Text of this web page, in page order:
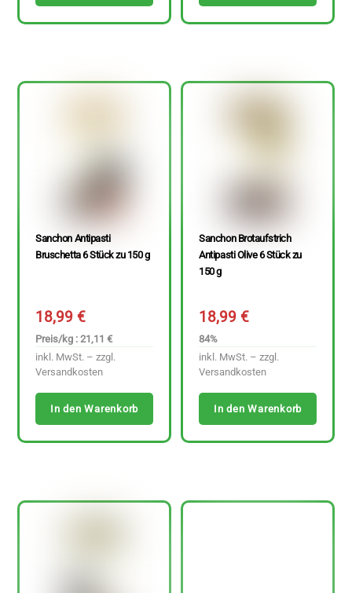
Sanchon Antipasti
Bruschetta 6 Stück zu 150 g
18,99€
Preis/kg : 21,11 €
inkl. MwSt. – zzgl.
Versandkosten
In den Warenkorb
Sanchon Brotaufstrich
Antipasti Olive 6 Stück zu
150 g
18,99€
84%
inkl. MwSt. – zzgl.
Versandkosten
In den Warenkorb